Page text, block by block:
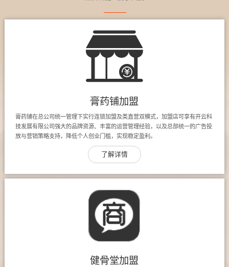
膏药铺加盟
膏药铺在总公司统一管理下实行连锁加盟及类直营双模式，加盟店可享有开云科
技发展有限公司强大的品牌资源、丰富的运营管理经验，以及总部统一的广告投
放与营销策略支持，降低个人创业门槛，实现稳定盈利。
了解详情
健骨堂加盟